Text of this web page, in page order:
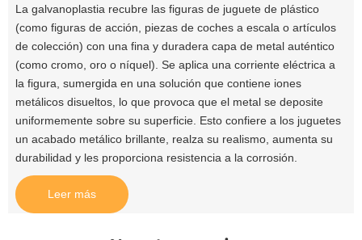
La galvanoplastia recubre las figuras de juguete de plástico
(como figuras de acción, piezas de coches a escala o artículos
de colección) con una fina y duradera capa de metal auténtico
(como cromo, oro o níquel). Se aplica una corriente eléctrica a
la figura, sumergida en una solución que contiene iones
metálicos disueltos, lo que provoca que el metal se deposite
uniformemente sobre su superficie. Esto confiere a los juguetes
un acabado metálico brillante, realza su realismo, aumenta su
durabilidad y les proporciona resistencia a la corrosión.
Leer más